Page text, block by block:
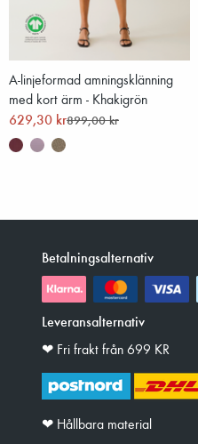
A-linjeformad amningsklänning
med kort ärm - Khakigrön
629,30 kr899,00 kr
Betalningsalternativ
Leveransalternativ
❤︎ Fri frakt från 699 KR
❤︎ Hållbara material